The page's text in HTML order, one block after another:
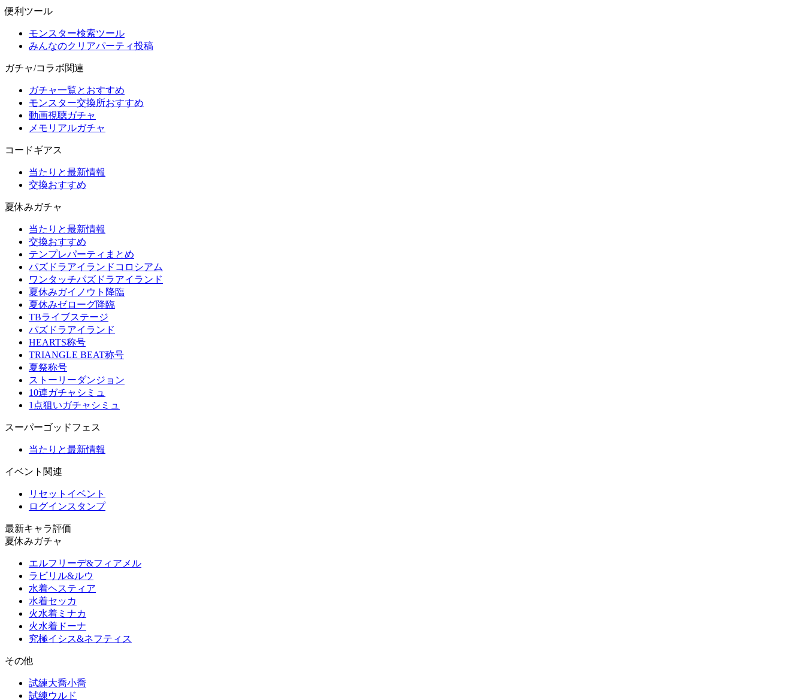
便利ツール
モンスター検索ツール
みんなのクリアパーティ投稿
ガチャ/コラボ関連
ガチャ一覧とおすすめ
モンスター交換所おすすめ
動画視聴ガチャ
メモリアルガチャ
コードギアス
当たりと最新情報
交換おすすめ
夏休みガチャ
当たりと最新情報
交換おすすめ
テンプレパーティまとめ
パズドラアイランドコロシアム
ワンタッチパズドラアイランド
夏休みガイノウト降臨
夏休みゼローグ降臨
TBライブステージ
パズドラアイランド
HEARTS称号
TRIANGLE BEAT称号
夏祭称号
ストーリーダンジョン
10連ガチャシミュ
1点狙いガチャシミュ
スーパーゴッドフェス
当たりと最新情報
イベント関連
リセットイベント
ログインスタンプ
最新キャラ評価
夏休みガチャ
エルフリーデ&フィアメル
ラビリル&ルウ
水着ヘスティア
水着セッカ
火水着ミナカ
火水着ドーナ
究極イシス&ネフティス
その他
試練大喬小喬
試練ウルド